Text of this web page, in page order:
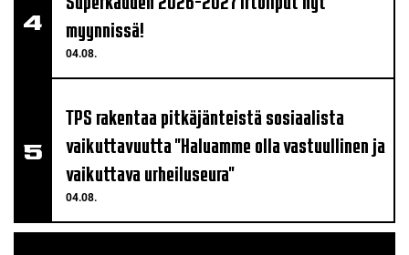
04.08.
myynnissä!
04.08.
TPS rakentaa pitkäjänteistä sosiaalista
vaikuttavuutta "Haluamme olla vastuullinen ja
vaikuttava urheiluseura"